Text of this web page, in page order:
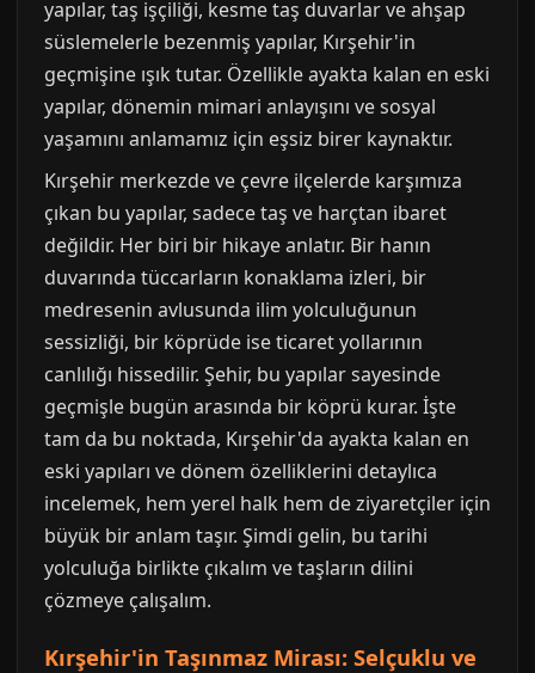
yapılar, taş işçiliği, kesme taş duvarlar ve ahşap
süslemelerle bezenmiş yapılar, Kırşehir'in
geçmişine ışık tutar. Özellikle ayakta kalan en eski
yapılar, dönemin mimari anlayışını ve sosyal
yaşamını anlamamız için eşsiz birer kaynaktır.
Kırşehir merkezde ve çevre ilçelerde karşımıza
çıkan bu yapılar, sadece taş ve harçtan ibaret
değildir. Her biri bir hikaye anlatır. Bir hanın
duvarında tüccarların konaklama izleri, bir
medresenin avlusunda ilim yolculuğunun
sessizliği, bir köprüde ise ticaret yollarının
canlılığı hissedilir. Şehir, bu yapılar sayesinde
geçmişle bugün arasında bir köprü kurar. İşte
tam da bu noktada, Kırşehir'da ayakta kalan en
eski yapıları ve dönem özelliklerini detaylıca
incelemek, hem yerel halk hem de ziyaretçiler için
büyük bir anlam taşır. Şimdi gelin, bu tarihi
yolculuğa birlikte çıkalım ve taşların dilini
çözmeye çalışalım.
Kırşehir'in Taşınmaz Mirası: Selçuklu ve